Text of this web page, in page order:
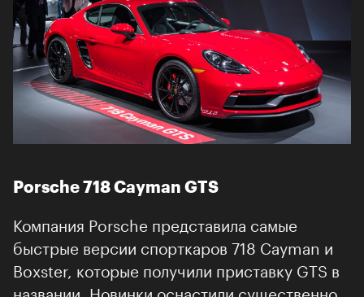
Porsche 718 Cayman GTS
Компания Porsche представила самые
быстрые версии спорткаров 718 Cayman и
Boxster, которые получили приставку GTS в
названии. Новинки оснастили существенно